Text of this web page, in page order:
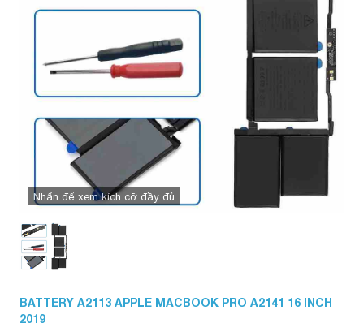
Nhấn để xem kích cỡ đầy đủ
BATTERY A2113 APPLE MACBOOK PRO A2141 16 INCH
2019